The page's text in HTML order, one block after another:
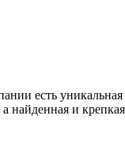
есть
найденная и